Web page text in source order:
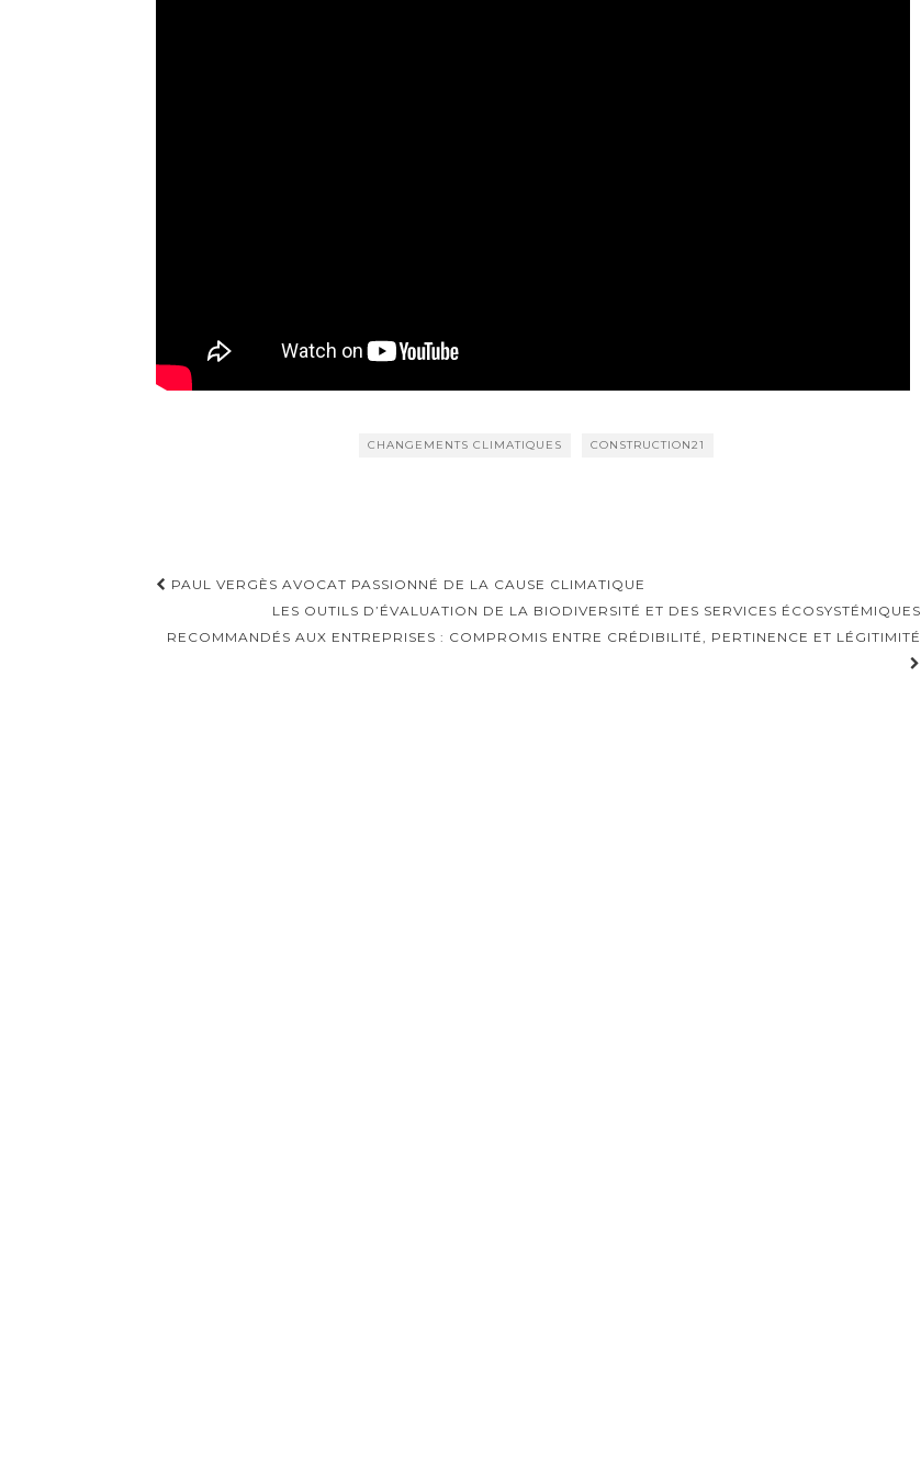
CHANGEMENTS CLIMATIQUES CONSTRUCTION21
Navigation
d'article
PAUL VERGÈS AVOCAT PASSIONNÉ DE LA CAUSE CLIMATIQUE
LES OUTILS D’ÉVALUATION DE LA BIODIVERSITÉ ET DES SERVICES ÉCOSYSTÉMIQUES
RECOMMANDÉS AUX ENTREPRISES : COMPROMIS ENTRE CRÉDIBILITÉ, PERTINENCE ET LÉGITIMITÉ